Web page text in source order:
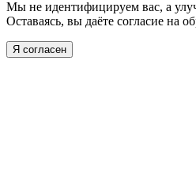
Мы не идентифицируем вас, а
Оставаясь, вы даёте согласие на
Я согласен